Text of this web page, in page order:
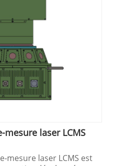
mesure laser LCMS
mesure laser LCMS est